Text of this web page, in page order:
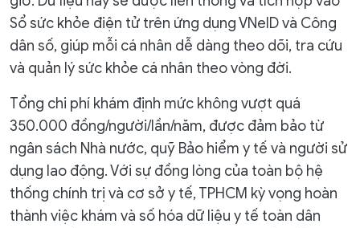
Sổ sức khỏe điện tử trên ứng dụng VNeID và Công
dân số, giúp mỗi cá nhân dễ dàng theo dõi, tra cứu
và quản lý sức khỏe cá nhân theo vòng đời.
Tổng chi phí khám định mức không vượt quá
350.000 đồng/người/lần/năm, được đảm bảo từ
ngân sách Nhà nước, quỹ Bảo hiểm y tế và người sử
dụng lao động. Với sự đồng lòng của toàn bộ hệ
thống chính trị và cơ sở y tế, TPHCM kỳ vọng hoàn
thành việc khám và số hóa dữ liệu y tế toàn dân